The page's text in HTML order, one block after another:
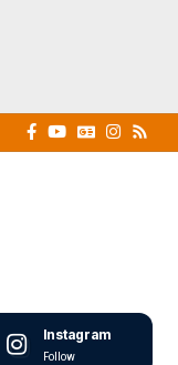
Instagram
Follow